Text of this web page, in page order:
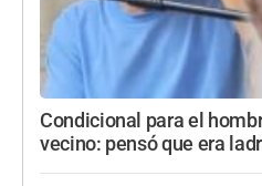
Condicional para el
vecino: pensó que era